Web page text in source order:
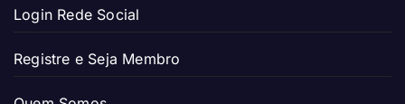
Login Rede Social
Registre e Seja Membro